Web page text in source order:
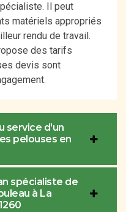
Il peut
matériels appropriés
rendu de travail.
des tarifs
devis sont
service d'un
pelouses en
spécialiste de
à La